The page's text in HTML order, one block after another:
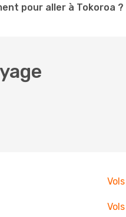
pour aller à Tokoroa ?